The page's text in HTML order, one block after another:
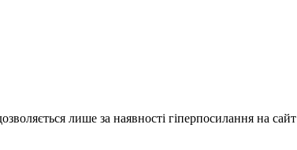
лише за наявності гіперпосилання на сайт